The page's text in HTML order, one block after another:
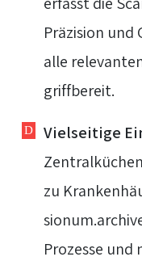
Präzision und
alle
griffbereit.
Vielseitige
zu
Prozesse und